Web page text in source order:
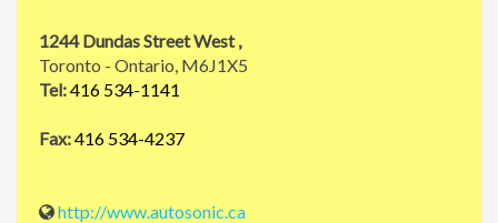
1244 Dundas Street West ,
Toronto - Ontario, M6J1X5
Tel:416 534-1141
Fax:416 534-4237
http://www.autosonic.ca